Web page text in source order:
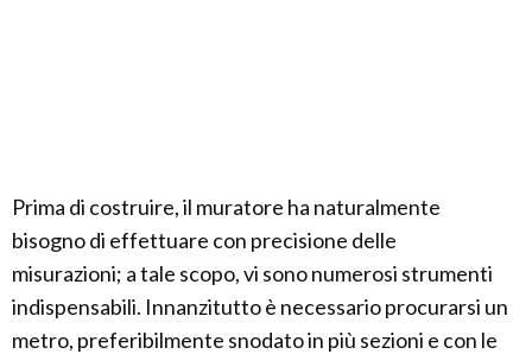
Prima di costruire, il muratore ha naturalmente
bisogno di effettuare con precisione delle
misurazioni; a tale scopo, vi sono numerosi strumenti
indispensabili. Innanzitutto è necessario procurarsi un
metro, preferibilmente snodato in più sezioni e con le